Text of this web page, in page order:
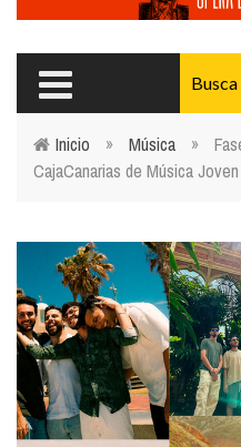
Usted está aquí
Inicio » Música »
CajaCanarias de Música